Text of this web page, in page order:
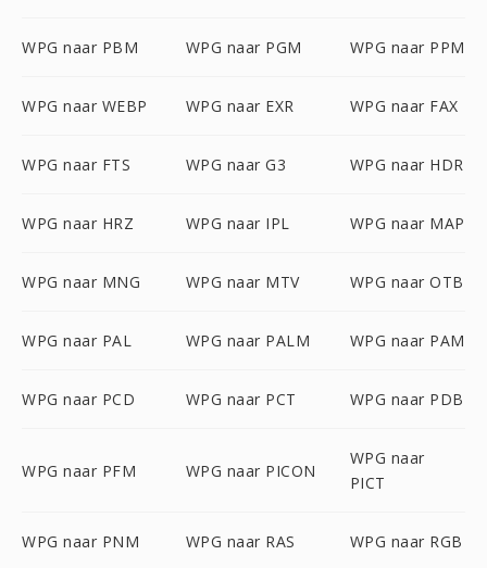
WPG naar PBM WPG naar PGM WPG naar PPM
WPG naar WEBP WPG naar EXR WPG naar FAX
WPG naar FTS WPG naar G3 WPG naar HDR
WPG naar HRZ WPG naar IPL WPG naar MAP
WPG naar MNG WPG naar MTV WPG naar OTB
WPG naar PAL WPG naar PALM WPG naar PAM
WPG naar PCD WPG naar PCT WPG naar PDB
WPG naar PFM WPG naar PICON
WPG naar
PICT
WPG naar PNM WPG naar RAS WPG naar RGB